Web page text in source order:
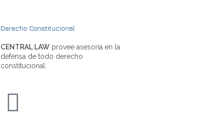
Derecho Constitucional
CENTRAL LAW provee asesoría en la
defensa de todo derecho
constitucional.